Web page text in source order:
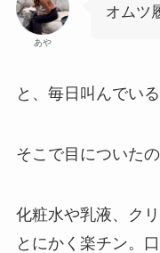
あや
オムツ
と、毎日叫んでいる
そこで目についた
化粧水や乳液、ク
とにかく楽チン。